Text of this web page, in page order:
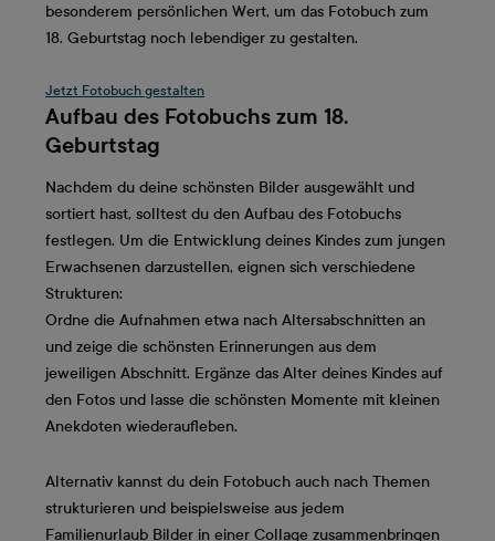
besonderem persönlichen Wert, um das Fotobuch zum
18. Geburtstag noch lebendiger zu gestalten.
Jetzt Fotobuch gestalten
Aufbau des Fotobuchs zum 18.
Geburtstag
Nachdem du deine schönsten Bilder ausgewählt und
sortiert hast, solltest du den Aufbau des Fotobuchs
festlegen. Um die Entwicklung deines Kindes zum jungen
Erwachsenen darzustellen, eignen sich verschiedene
Strukturen:
Ordne die Aufnahmen etwa nach Altersabschnitten an
und zeige die schönsten Erinnerungen aus dem
jeweiligen Abschnitt. Ergänze das Alter deines Kindes auf
den Fotos und lasse die schönsten Momente mit kleinen
Anekdoten wiederaufleben.
Alternativ kannst du dein Fotobuch auch nach Themen
strukturieren und beispielsweise aus jedem
Familienurlaub Bilder in einer Collage zusammenbringen